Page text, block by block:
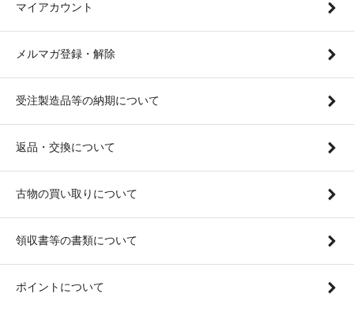
マイアカウント
メルマガ登録・解除
受注製造品等の納期について
返品・交換について
古物の買い取りについて
領収書等の書類について
ポイントについて